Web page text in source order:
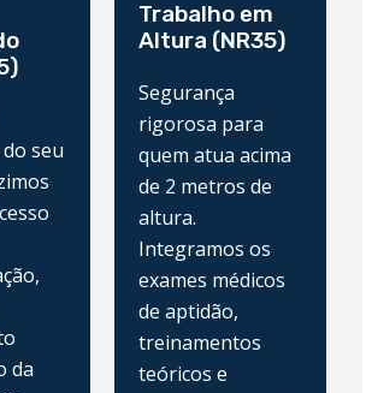
seu
da
Trabalho em
Altura (NR35)
Segurança
rigorosa para
quem atua acima
de 2 metros de
altura.
Integramos os
exames médicos
de aptidão,
treinamentos
teóricos e